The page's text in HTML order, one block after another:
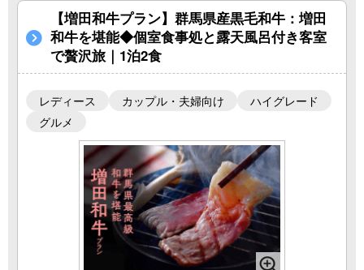
【増田和牛プラン】群馬県産黒毛和牛：増田
和牛を堪能◆個室食事処と露天風呂付き客室
で贅沢旅｜1泊2食
レディース カップル・夫婦向け
ハイグレード
グルメ